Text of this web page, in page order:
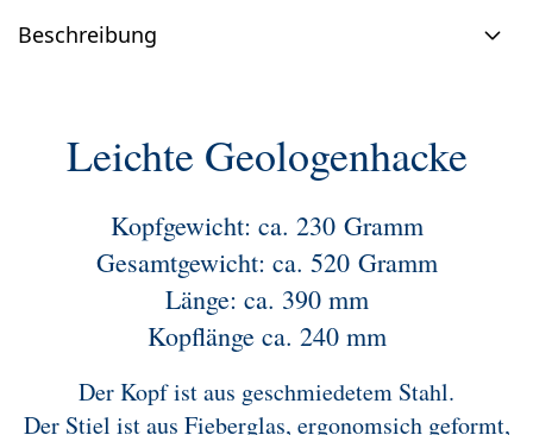
Beschreibung
Leichte Geologenhacke
Kopfgewicht: ca. 230 Gramm
Gesamtgewicht: ca. 520 Gramm
Länge: ca. 390 mm
Kopflänge ca. 240 mm
Der Kopf ist aus geschmiedetem Stahl.
Der Stiel ist aus Fieberglas, ergonomsich geformt,